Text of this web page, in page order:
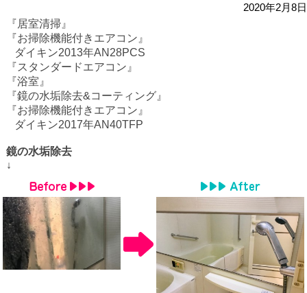
2020年2月8日
『居室清掃』
『お掃除機能付きエアコン』
ダイキン2013年AN28PCS
『スタンダードエアコン』
『浴室』
『鏡の水垢除去&コーティング』
『お掃除機能付きエアコン』
ダイキン2017年AN40TFP
鏡の水垢除去
↓